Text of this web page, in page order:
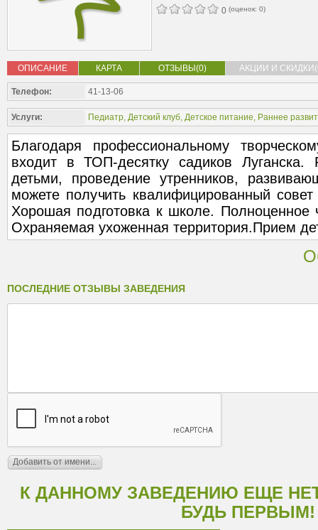
0 (оценок: 0)
ОПИСАНИЕ КАРТА ОТЗЫВЫ(0) АКЦИИ И
Телефон: 41-13-06
Услуги: Педиатр, Детский клуб, Детское питание, Раннее
Благодаря профессиональному
входит в ТОП-десятку садиков Луганска.
детьми, проведение утренников,
можете получить квалифицированный
Хорошая подготовка к школе. Полноценное
Охраняемая ухоженная территория.Прием
ПОСЛЕДНИЕ ОТЗЫВЫ ЗАВЕДЕНИЯ
К ДАННОМУ ЗАВЕДЕНИЮ ЕЩЕ
БУДЬ ПЕРВЫМ!